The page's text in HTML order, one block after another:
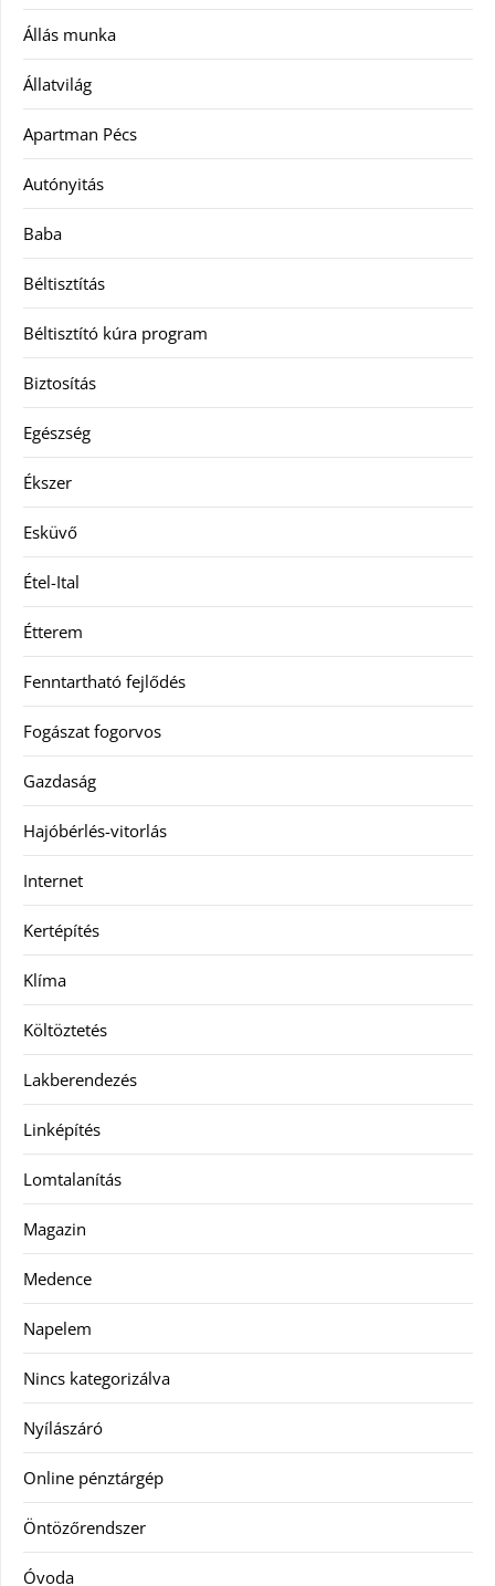
Állás munka
Állatvilág
Apartman Pécs
Autónyitás
Baba
Béltisztítás
Béltisztító kúra program
Biztosítás
Egészség
Ékszer
Esküvő
Étel-Ital
Étterem
Fenntartható fejlődés
Fogászat fogorvos
Gazdaság
Hajóbérlés-vitorlás
Internet
Kertépítés
Klíma
Költöztetés
Lakberendezés
Linképítés
Lomtalanítás
Magazin
Medence
Napelem
Nincs kategorizálva
Nyílászáró
Online pénztárgép
Öntözőrendszer
Óvoda